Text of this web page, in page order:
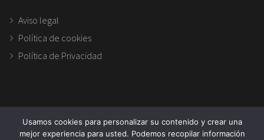
Aviso legal
Política de cookies
Política de Privacidad
Usamos cookies para personalizar su contenido y crear una
mejor experiencia para usted. Podemos recopilar información